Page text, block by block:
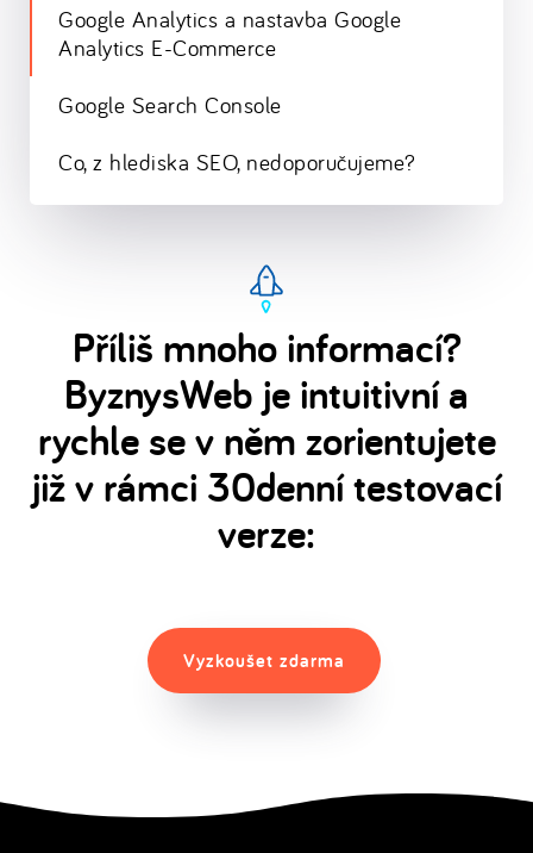
Google Analytics a nastavba Google
Analytics E-Commerce
Google Search Console
Co, z hlediska SEO, nedoporučujeme?
Příliš mnoho informací?
ByznysWeb je intuitivní a
rychle se v něm zorientujete
již v rámci 30denní testovací
verze:
Vyzkoušet zdarma